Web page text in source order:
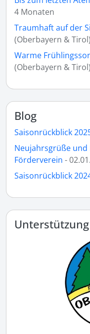
4 Monaten
Traumhaft auf der
(Oberbayern &
Warme
(Oberbayern &
Blog
Saisonrückblick
Neujahrsgrüße
Förderverein -
Saisonrückblick